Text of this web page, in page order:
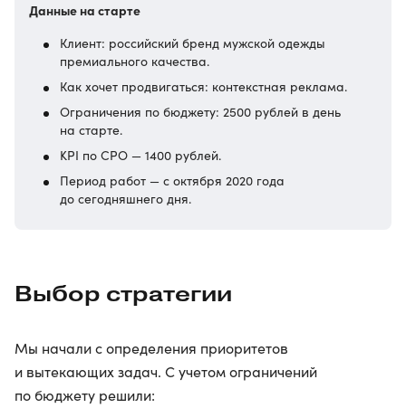
Данные на старте
Клиент: российский бренд мужской одежды
премиального качества.
Как хочет продвигаться: контекстная реклама.
Ограничения по бюджету: 2500 рублей в день
на старте.
KPI по CPO — 1400 рублей.
Период работ — с октября 2020 года
до сегодняшнего дня.
Выбор стратегии
Мы начали с определения приоритетов
и вытекающих задач. С учетом ограничений
по бюджету решили: